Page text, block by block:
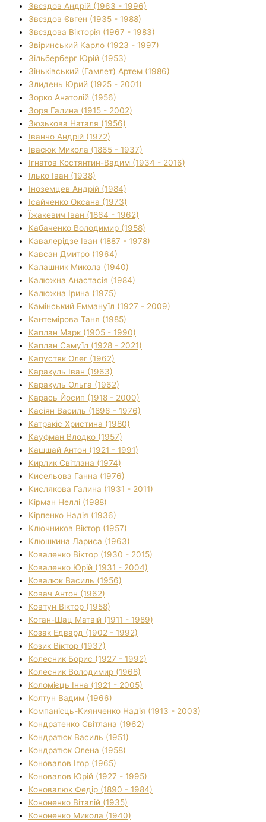
Звєздов Андрій (1963 - 1996)
Звєздов Євген (1935 - 1988)
Звєздова Вікторія (1967 - 1983)
Звіринський Карло (1923 - 1997)
Зільберберг Юрій (1953)
Зіньківський (Гамлет) Артем (1986)
Злидень Юрий (1925 - 2001)
Зорко Анатолій (1956)
Зоря Галина (1915 - 2002)
Зюзькова Наталя (1956)
Іванчо Андрій (1972)
Івасюк Микола (1865 - 1937)
Ігнатов Костянтин-Вадим (1934 - 2016)
Ілько Іван (1938)
Іноземцев Андрій (1984)
Ісайченко Оксана (1973)
Їжакевич Іван (1864 - 1962)
Кабаченко Володимир (1958)
Кавалерідзе Іван (1887 - 1978)
Кавсан Дмитро (1964)
Калашник Микола (1940)
Калюжна Анастасія (1984)
Калюжна Ірина (1975)
Камінський Еммануїл (1927 - 2009)
Кантемірова Таня (1985)
Каплан Марк (1905 - 1990)
Каплан Самуїл (1928 - 2021)
Капустяк Олег (1962)
Каракуль Іван (1963)
Каракуль Ольга (1962)
Карась Йосип (1918 - 2000)
Касіян Василь (1896 - 1976)
Катракіс Христина (1980)
Кауфман Влодко (1957)
Кашшай Антон (1921 - 1991)
Кирлик Світлана (1974)
Кисельова Ганна (1976)
Кислякова Галина (1931 - 2011)
Кірман Неллі (1988)
Кірпенко Надія (1936)
Ключников Віктор (1957)
Клюшкина Лариса (1963)
Коваленко Віктор (1930 - 2015)
Коваленко Юрій (1931 - 2004)
Ковалюк Василь (1956)
Ковач Антон (1962)
Ковтун Віктор (1958)
Коган-Шац Матвій (1911 - 1989)
Козак Едвард (1902 - 1992)
Козик Віктор (1937)
Колесник Борис (1927 - 1992)
Колесник Володимир (1968)
Коломієць Інна (1921 - 2005)
Колтун Вадим (1966)
Компанієць-Киянченко Надія (1913 - 2003)
Кондратенко Світлана (1962)
Кондратюк Василь (1951)
Кондратюк Олена (1958)
Коновалов Ігор (1965)
Коновалов Юрій (1927 - 1995)
Коновалюк Федір (1890 - 1984)
Кононенко Віталій (1935)
Кононенко Микола (1940)